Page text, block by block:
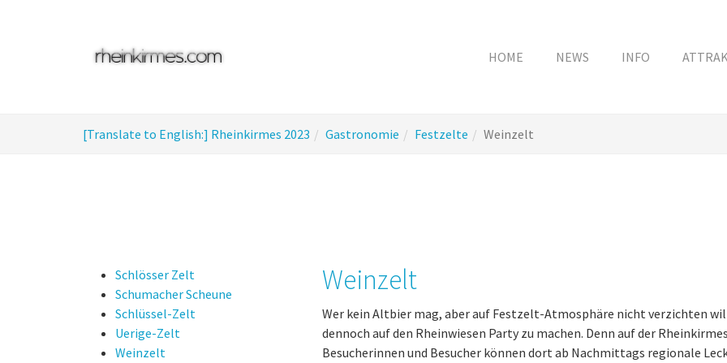
HOME NEWS INFO
are
[Translate to English:] Rheinkirmes 2023 Gastronomie Festzelte Weinzelt
Schlösser Zelt
Schumacher Scheune
Schlüssel-Zelt
Uerige-Zelt
Weinzelt
Weinzelt
Wer kein Altbier mag, aber auf Festzelt-Atmosphäre nicht verzichten
dennoch auf den Rheinwiesen Party zu machen. Denn auf der
Besucherinnen und Besucher können dort ab Nachmittags regionale